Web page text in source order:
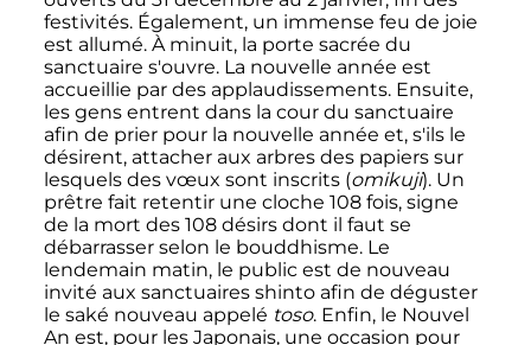
festivités. Également, un immense feu de joie
est allumé. À minuit, la porte sacrée du
sanctuaire s'ouvre. La nouvelle année est
accueillie par des applaudissements. Ensuite,
les gens entrent dans la cour du sanctuaire
afin de prier pour la nouvelle année et, s'ils le
désirent, attacher aux arbres des papiers sur
lesquels des vœux sont inscrits (omikuji). Un
prêtre fait retentir une cloche 108 fois, signe
de la mort des 108 désirsdont il faut se
débarrasser selon le bouddhisme. Le
lendemain matin, le public est de nouveau
invité aux sanctuaires shinto afin de déguster
le saké nouveau appelé toso. Enfin, le Nouvel
An est, pour les Japonais, une occasion pour